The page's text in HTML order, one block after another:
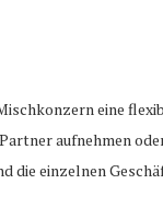
eine
aufnehmen
die einzelnen